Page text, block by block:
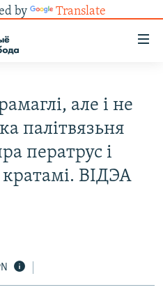
by Translate
але і не
палітвязьня
ператрус і
ВІДЭА